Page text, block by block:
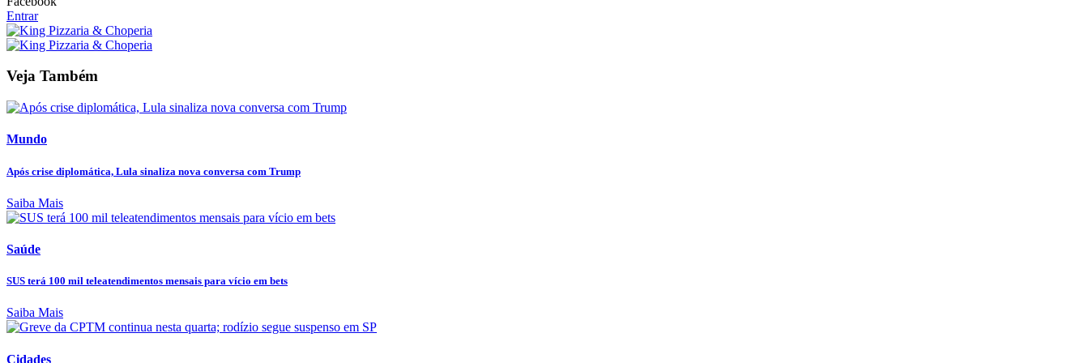
Entrar
Veja Também
Mundo
Após crise diplomática, Lula sinaliza nova conversa com Trump
Saiba Mais
Saúde
SUS terá 100 mil teleatendimentos mensais para vício em bets
Saiba Mais
Cidades